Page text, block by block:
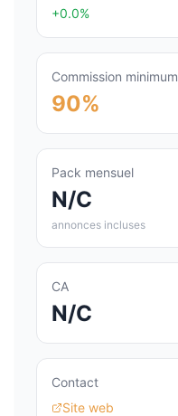
+0.0%
Commission minimum
90%
Pack mensuel
N/C
annonces incluses
CA
N/C
Contact
Site web